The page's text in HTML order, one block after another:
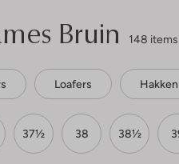
Bruin 148 items
Loafers Hakken
37½ 38 38½